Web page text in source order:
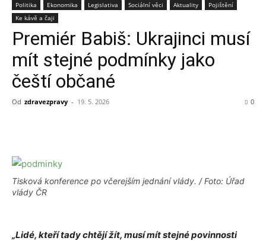
Politika Ekonomika Legislativa Sociální věci Aktuality
Pojištění
Ke kávě a čaji
Premiér Babiš: Ukrajinci musí
mít stejné podmínky jako
čeští občané
Od zdravezpravy - 19. 5. 2026 0
Tisková konference po včerejším jednání vlády. / Foto: Úřad
vlády ČR
„Lidé, kteří tady chtějí žít, musí mít stejné povinnosti